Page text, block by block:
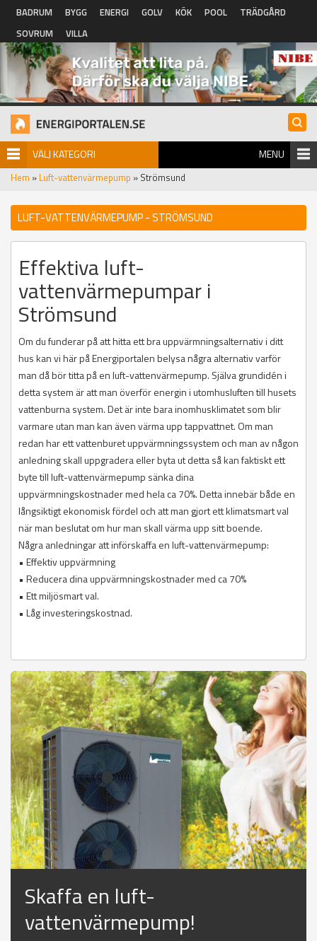
Hoppa till huvudinnehåll
BADRUM BYGG ENERGI GOLV KÖK POOL
TRÄDGÅRD
SOVRUM
VILLA
VÄLJ KATEGORI MENU
Hem » Luft-vattenvärmepump » Strömsund
LUFT-VATTENVÄRMEPUMP - STRÖMSUND
Effektiva luft-
vattenvärmepumpar i
Strömsund
Om du funderar på att hitta ett bra uppvärmningsalternativ i ditt
hus kan vi här på Energiportalen belysa några alternativ varför
man då bör titta på en luft-vattenvärmepump. Själva grundidén i
detta system är att man överför energin i utomhusluften till husets
vattenburna system. Det är inte bara inomhusklimatet som blir
varmare utan man kan även värma upp tappvattnet. Om man
redan har ett vattenburet uppvärmningssystem och man av någon
anledning skall uppgradera eller byta ut detta så kan faktiskt ett
byte till luft-vattenvärmepump sänka dina
uppvärmningskostnader med hela ca 70%. Detta innebär både en
långsiktigt ekonomisk fördel och att man gjort ett klimatsmart val
när man beslutat om hur man skall värma upp sitt boende.
Några anledningar att införskaffa en luft-vattenvärmepump:
• Effektiv uppvärmning
• Reducera dina uppvärmningskostnader med ca 70%
• Ett miljösmart val.
• Låg investeringskostnad.
Skaffa en luft-
vattenvärmepump!